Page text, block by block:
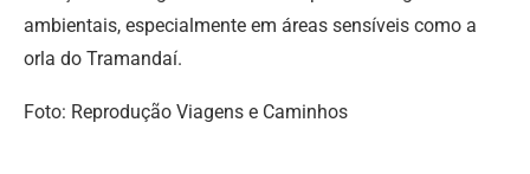
ambientais, especialmente em áreas sensíveis como a
orla do Tramandaí.
Foto: Reprodução Viagens e Caminhos